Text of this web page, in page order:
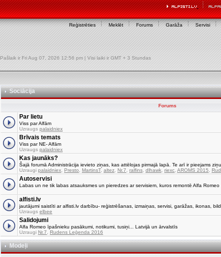
Reģistrēties Meklēt Forums Garāža Servisi
Pašlaik ir Fri Aug 07, 2026 12:56 pm | Visi laiki ir GMT + 3 Stundas
Sociācija
Forums
Par lietu
Viss par Alfām
Uzraugs palaidniex
Brīvais temats
Viss par NE- Alfām
Uzraugs palaidniex
Kas jaunāks?
Šajā forumā Administrācija ievieto ziņas, kas attēlojas pirmajā lapā. Te arī ir pieejams
Uzraugi palaidniex Presto MartinsT, altez Nr.7 ralfins dlhawk riexc AROMS 2015
Autoservisi
Labas un ne tik labas atsauksmes un pieredzes ar servisiem, kuros remontē Alfa Romeo
alfisti.lv
jautājumi saistīti ar alfisti.lv darbību- reģistrēšanas, izmaiņas, servisi, garāžas, ikonas,
Uzraugs elbee
Salidojumi
Alfa Romeo īpašnieku pasākumi, notikumi, tusiņi... Latvijā un ārvalstīs
Uzraugi Nr.7 Rudens Leģenda 2016
Modeļi